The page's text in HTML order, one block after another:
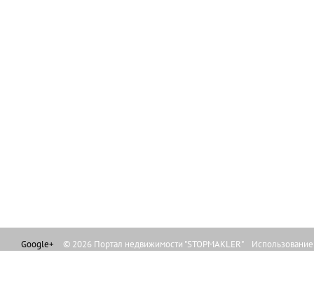
Google+ © 2026 Портал недвижимости "STOPMAKLER"